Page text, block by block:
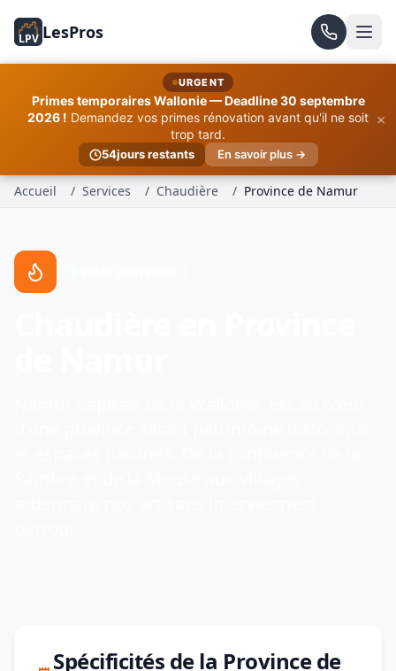
LPV LesPros
URGENT
Primes temporaires Wallonie — Deadline 30 septembre
2026 ! Demandez vos primes rénovation avant qu'il ne soit
trop tard.
54jours restants En savoir plus →
×
Accueil / Services / Chaudière / Province de Namur
Spécificités de la Province de